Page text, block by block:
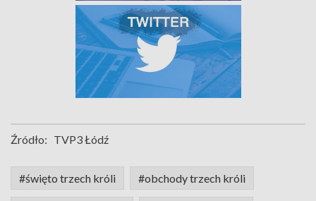
Źródło: TVP3 Łódź
#święto trzech króli #obchody trzech króli